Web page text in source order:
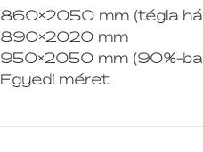
860×2050 mm (tégla
890×2020 mm
950×2050 mm (90%-
Egyedi méret